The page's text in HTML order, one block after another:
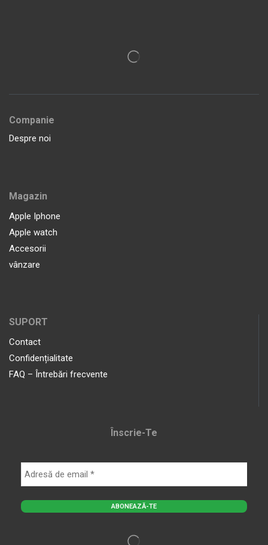
Companie
Despre noi
Magazin
Apple Iphone
Apple watch
Accesorii
vânzare
SUPORT
Contact
Confidențialitate
FAQ – Întrebări frecvente
Înscrie-Te